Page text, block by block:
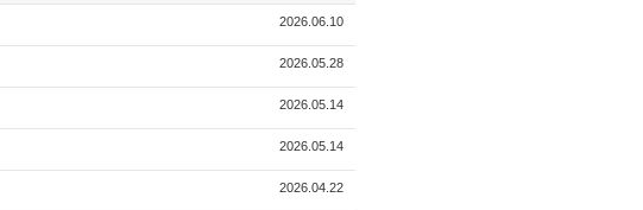
2026.06.10
2026.05.28
2026.05.14
2026.05.14
2026.04.22